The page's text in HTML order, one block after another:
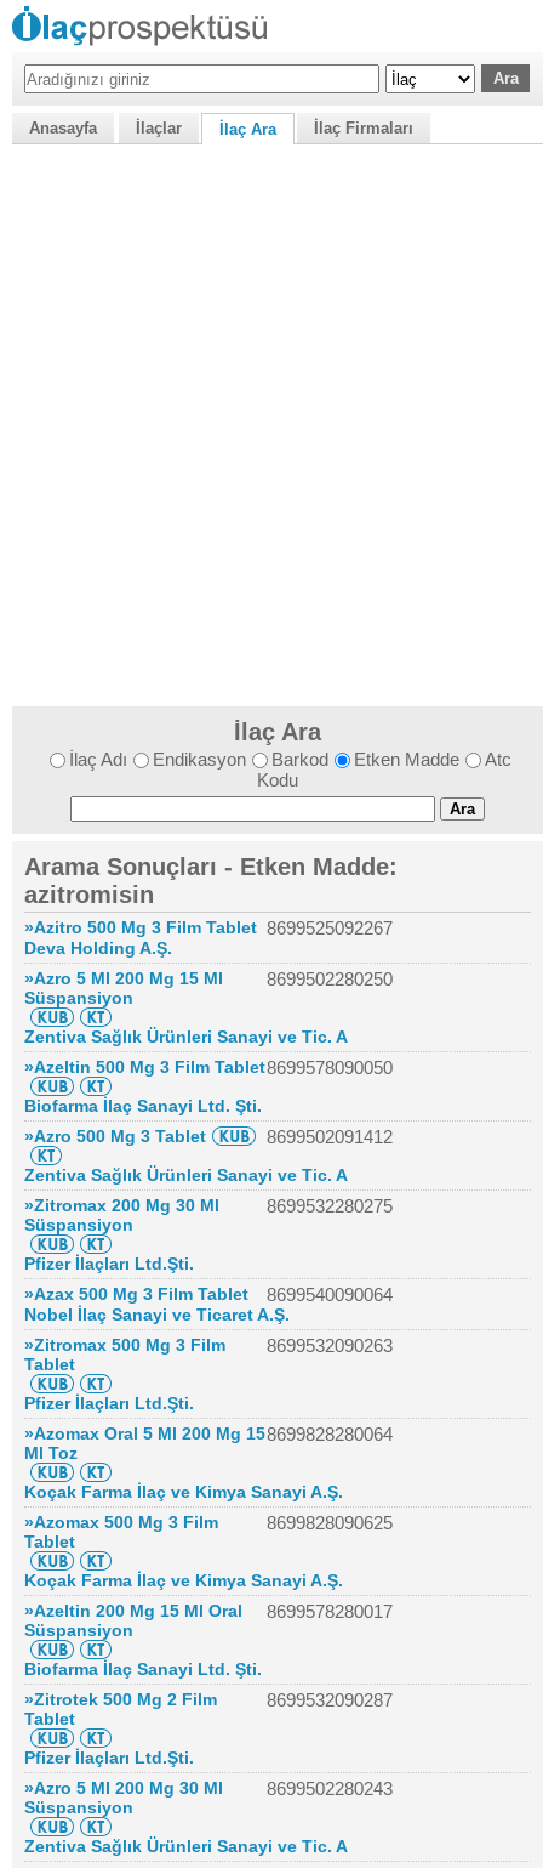
Anasayfa İlaçlar İlaç Ara İlaç Firmaları
İlaç Ara
İlaç Adı Endikasyon Barkod Etken Madde
Atc
Kodu
Arama Sonuçları - Etken Madde:
azitromisin
»Azitro 500 Mg 3 Film Tablet 8699525092267
Deva Holding A.Ş.
»Azro 5 Ml 200 Mg 15 Ml
Süspansiyon
8699502280250
Zentiva Sağlık Ürünleri Sanayi ve Tic. A
»Azeltin 500 Mg 3 Film Tablet8699578090050
Biofarma İlaç Sanayi Ltd. Şti.
»Azro 500 Mg 3 Tablet
8699502091412
Zentiva Sağlık Ürünleri Sanayi ve Tic. A
»Zitromax 200 Mg 30 Ml
Süspansiyon
8699532280275
Pfizer İlaçları Ltd.Şti.
»Azax 500 Mg 3 Film Tablet
8699540090064
Nobel İlaç Sanayi ve Ticaret A.Ş.
»Zitromax 500 Mg 3 Film
Tablet
8699532090263
Pfizer İlaçları Ltd.Şti.
»Azomax Oral 5 Ml 200 Mg 15
Ml Toz
8699828280064
Koçak Farma İlaç ve Kimya Sanayi A.Ş.
»Azomax 500 Mg 3 Film
Tablet
8699828090625
Koçak Farma İlaç ve Kimya Sanayi A.Ş.
»Azeltin 200 Mg 15 Ml Oral
Süspansiyon
8699578280017
Biofarma İlaç Sanayi Ltd. Şti.
»Zitrotek 500 Mg 2 Film
Tablet
8699532090287
Pfizer İlaçları Ltd.Şti.
»Azro 5 Ml 200 Mg 30 Ml
Süspansiyon
8699502280243
Zentiva Sağlık Ürünleri Sanayi ve Tic. A